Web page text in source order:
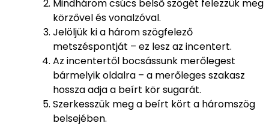
Mindhárom csúcs belső szögét felezzük meg
körzővel és vonalzóval.
Jelöljük ki a három szögfelező
metszéspontját – ez lesz az incentert.
Az incentertől bocsássunk merőlegest
bármelyik oldalra – a merőleges szakasz
hossza adja a beírt kör sugarát.
Szerkesszük meg a beírt kört a háromszög
belsejében.